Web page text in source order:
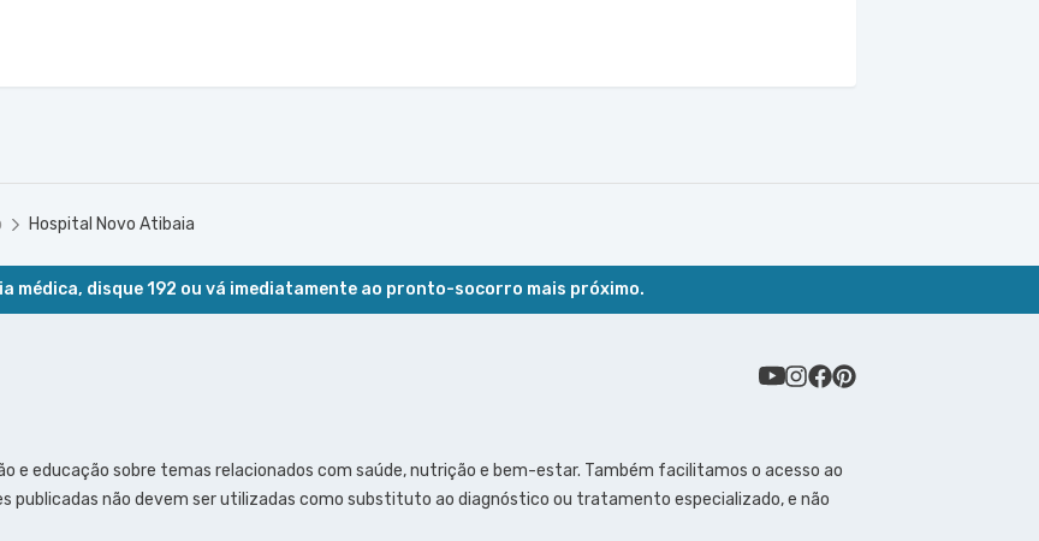
Hospital Novo Atibaia
médica, disque 192 ou vá imediatamente ao pronto-socorro mais próximo.
e educação sobre temas relacionados com saúde, nutrição e bem-estar. Também facilitamos o acesso ao
publicadas não devem ser utilizadas como substituto ao diagnóstico ou tratamento especializado, e não